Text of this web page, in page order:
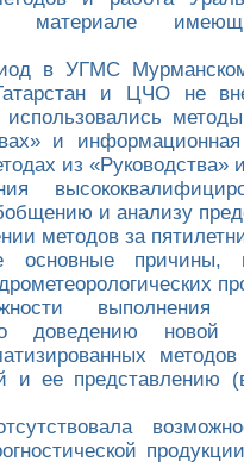
материале
в УГМС
и ЦЧО не
использовались
и
из «Руководства»
и анализу
методов за
причины,
выполнения
доведению новой
и ее представлению